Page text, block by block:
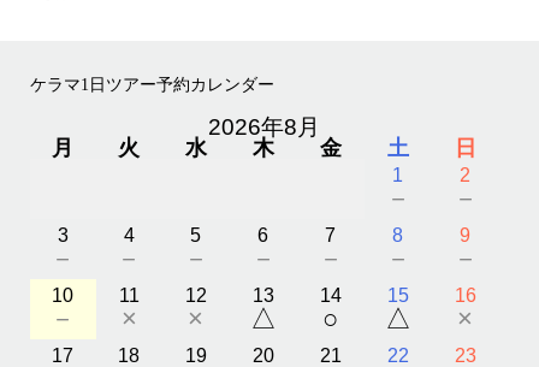
ケラマ1日ツアー予約カレンダー
2026年8月
月 火 水 木 金 土 日
1
－
2
－
3
－
4
－
5
－
6
－
7
－
8
－
9
－
10
－
11
×
12
×
13
△
14
○
15
△
16
×
17 18 19 20 21 22 23